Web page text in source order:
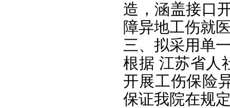
造，涵盖接口
障异地工伤就
三、拟采用单
根据 江苏省人
开展工伤保险
保证我院在规